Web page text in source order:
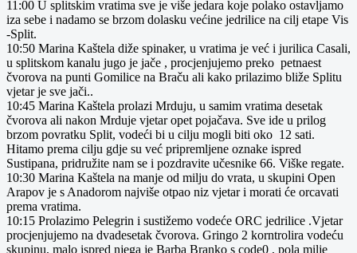
11:00 U splitskim vratima sve je više jedara koje polako ostavljamo
iza sebe i nadamo se brzom dolasku većine jedrilice na cilj etape Vis
-Split.
10:50 Marina Kaštela diže spinaker, u vratima je već i jurilica Casali,
u splitskom kanalu jugo je jače , procjenjujemo preko petnaest
čvorova na punti Gomilice na Braču ali kako prilazimo bliže Splitu
vjetar je sve jači..
10:45 Marina Kaštela prolazi Mrduju, u samim vratima desetak
čvorova ali nakon Mrduje vjetar opet pojačava. Sve ide u prilog
brzom povratku Split, vodeći bi u cilju mogli biti oko 12 sati.
Hitamo prema cilju gdje su već pripremljene oznake ispred
Sustipana, pridružite nam se i pozdravite učesnike 66. Viške regate.
10:30 Marina Kaštela na manje od milju do vrata, u skupini Open
Arapov je s Anadorom najviše otpao niz vjetar i morati će orcavati
prema vratima.
10:15 Prolazimo Pelegrin i sustižemo vodeće ORC jedrilice .Vjetar
procjenjujemo na dvadesetak čvorova. Gringo 2 korntrolira vodeću
skupinu, malo ispred njega je Barba Branko s code0 , pola milje